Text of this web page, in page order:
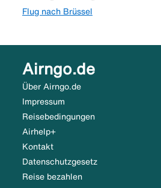
Flug nach Brüssel
Airngo.de
Über Airngo.de
Impressum
Reisebedingungen
Airhelp+
Kontakt
Datenschutzgesetz
Reise bezahlen